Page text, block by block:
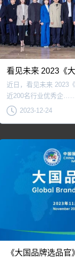
近日，看见未来 2023
近200名行业优秀企……
2023-12-24